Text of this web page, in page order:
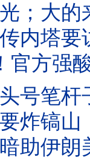
赴美；王虹致辞不提
打还是要谈？2迹象战争
惊现空前罪名！胡塞开
爆中东；川普“1：1”
亚马逊中心，以色列全
狂炸核电厂；胡塞封